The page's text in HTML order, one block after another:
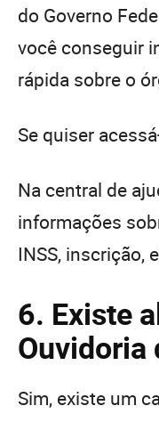
do Governo
você conseguir
rápida sobre o
Se quiser
Na central de
informações
INSS, inscrição,
6. Existe
Ouvidoria
Sim, existe um